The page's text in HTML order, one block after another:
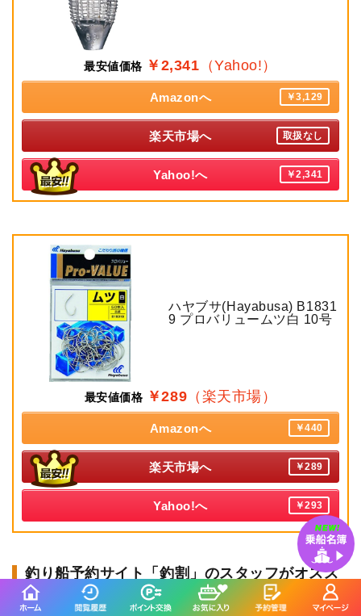
最安値価格 ￥2,341 （Yahoo!）
Amazonへ ￥3,129
楽天市場へ 取扱なし
Yahoo!へ ￥2,341
ハヤブサ(Hayabusa) B1831
9 プロバリュームツ白 10号
最安値価格 ￥289 （楽天市場）
Amazonへ ￥440
楽天市場へ ￥289
Yahoo!へ ￥293
釣り船予約サイト「釣割」のスタッフがオスス
メする釣り船はこちら！